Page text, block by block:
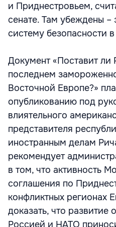
и Приднестровьем,
сенате. Там убеждены –
систему безопасности
Документ «Поставит ли
последнем
Восточной Европе?»
опубликованию под
влиятельного
представителя
иностранным делам
рекомендует
в том, что активность
соглашения по
конфликтных регионах
доказать, что
Россией и НАТО